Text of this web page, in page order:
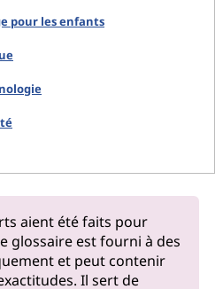
pour les enfants
aient été faits pour
glossaire est fourni à des
et peut contenir
Il sert de